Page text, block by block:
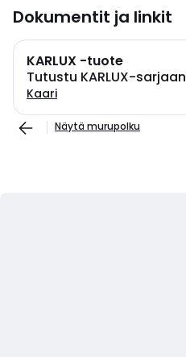
Dokumentit ja linkit
KARLUX -tuote
Tutustu KARLUX-sarjaan
Kaari
Näytä murupolku